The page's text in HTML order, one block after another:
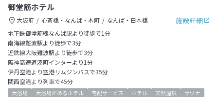
御堂筋ホテル
施設詳細
大阪府 心斎橋・なんば・本町
なんば・日本橋
地下鉄御堂筋線なんば駅より徒歩で1分
南海線難波駅より徒歩で3分
近鉄線大阪難波駅より徒歩で3分
阪神高速道湊町インターより1分
伊丹空港より空港リムジンバスで35分
関西空港より列車で45分
大浴場 大浴場があるホテル 宅配サービス ホテル 天然温泉
サウナ